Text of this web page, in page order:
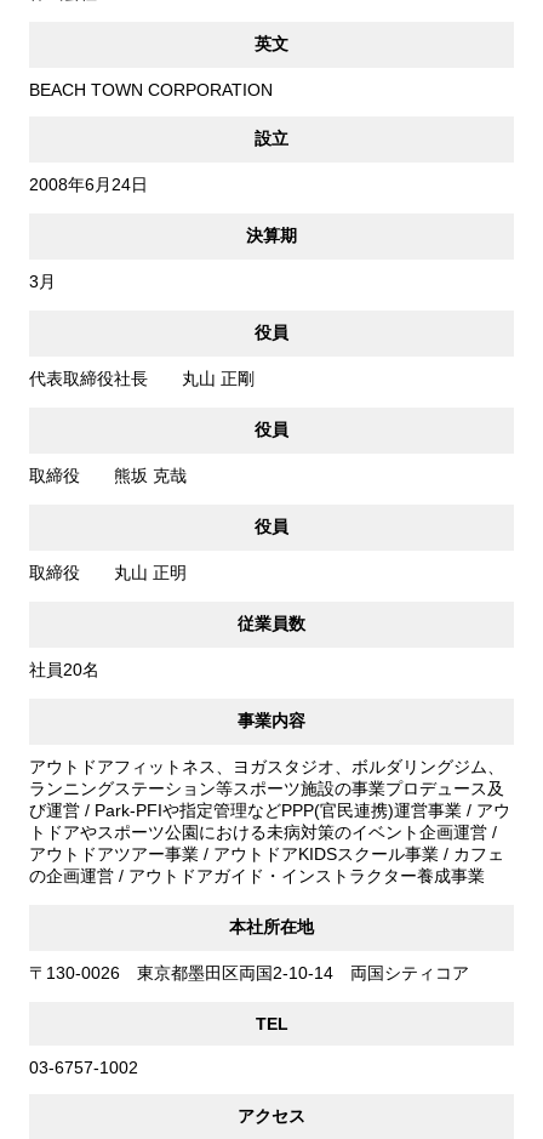
英文
BEACH TOWN CORPORATION
設立
2008年6月24日
決算期
3月
役員
代表取締役社長 丸山 正剛
役員
取締役 熊坂 克哉
役員
取締役 丸山 正明
従業員数
社員20名
事業内容
アウトドアフィットネス、ヨガスタジオ、ボルダリングジム、
ランニングステーション等スポーツ施設の事業プロデュース及
び運営 / Park-PFIや指定管理などPPP(官民連携)運営事業 / アウ
トドアやスポーツ公園における未病対策のイベント企画運営 /
アウトドアツアー事業 / アウトドアKIDSスクール事業 / カフェ
の企画運営 / アウトドアガイド・インストラクター養成事業
本社所在地
〒130-0026 東京都墨田区両国2-10-14 両国シティコア
TEL
03-6757-1002
アクセス